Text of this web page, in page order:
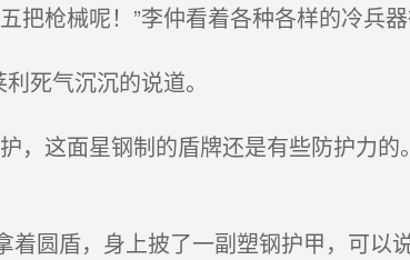
枪械呢！”李仲看着各种各样的冷兵器
死气沉沉的说道。
这面星钢制的盾牌还是有些防护力的
圆盾，身上披了一副塑钢护甲，可以说